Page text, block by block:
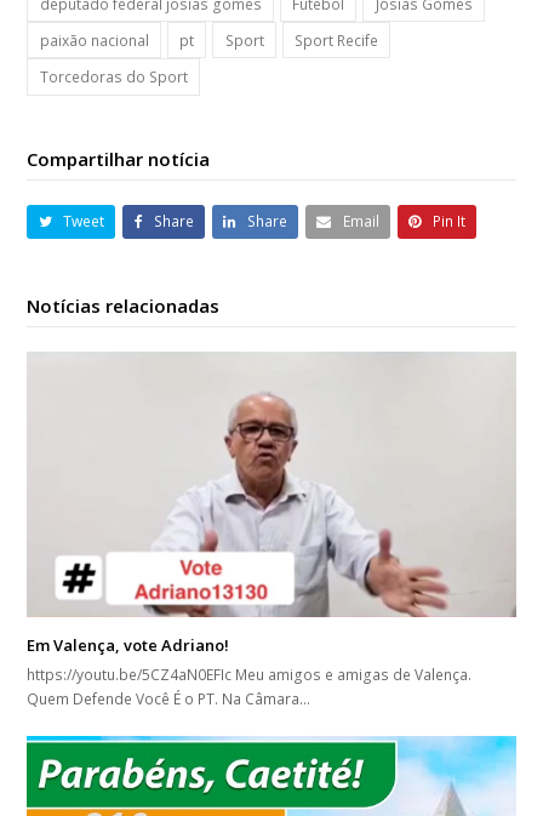
paixão nacional
pt Sport
Sport Recife
Torcedoras do Sport
Compartilhar notícia
Tweet Share Share Email Pin It
Notícias relacionadas
Em Valença, vote Adriano!
https://youtu.be/5CZ4aN0EFIc Meu amigos e amigas de Valença.
Quem Defende Você É o PT. Na Câmara…